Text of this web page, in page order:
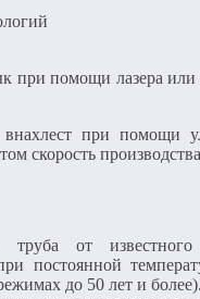
при помощи лазера
при помощи
скорость
труба от
постоянной
до 50 лет и